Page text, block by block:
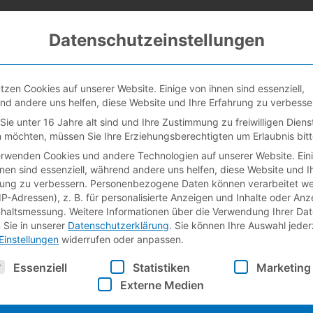
LEISTUNGEN
Partner in
Elektro- und
Datenschutzeinstellungen
Cookies auf unserer Website. Einige von ihnen sind essenziell,
andere uns helfen, diese Website und Ihre Erfahrung zu
unter 16 Jahre alt sind und Ihre Zustimmung zu freiwilligen
möchten, müssen Sie Ihre Erziehungsberechtigten um Erlaubnis
Cookies und andere Technologien auf unserer Website.
sind essenziell, während andere uns helfen, diese Website und
zu verbessern. Personenbezogene Daten können verarbeitet
Adressen), z. B. für personalisierte Anzeigen und Inhalte oder
Weitere Informationen über die Verwendung Ihrer
Sie in unserer Datenschutzerklärung. Sie können Ihre Auswahl
Einstellungen widerrufen oder anpassen.
eine Liste der Service-Gruppen, für die eine
Essenziell Statistiken
Marketing
Externe Medien